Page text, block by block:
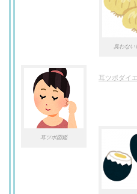
臭わない
耳ツボ図鑑
耳ツボダイ